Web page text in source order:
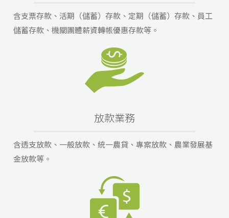
含支票存款、活期（儲蓄）存款、定期（儲蓄）存款、員工
儲蓄存款、機關團體薪資轉帳優惠存款等。
放款業務
含透支放款、一般放款、統一農貸、專案放款、農業發展基
金放款等。